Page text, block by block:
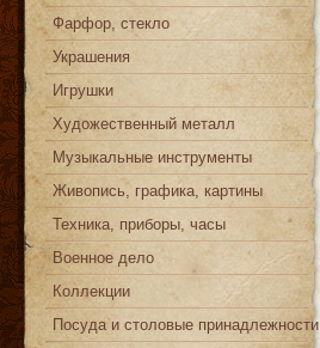
Фарфор, стекло
Украшения
Игрушки
Художественный металл
Музыкальные инструменты
Живопись, графика, картины
Техника, приборы, часы
Военное дело
Коллекции
Посуда и столовые принадлежности